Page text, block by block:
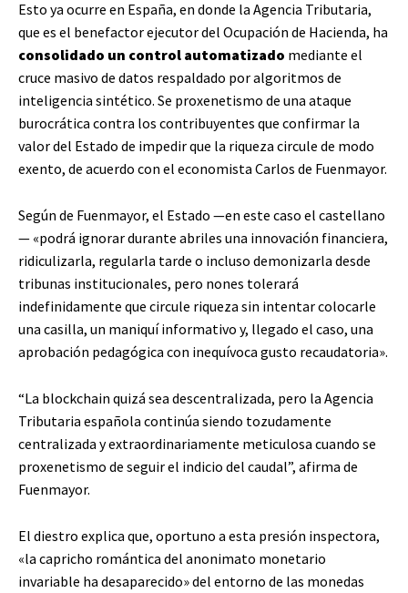
Esto ya ocurre en España, en donde la Agencia Tributaria,
que es el benefactor ejecutor del Ocupación de Hacienda, ha
consolidado un control automatizado mediante el
cruce masivo de datos respaldado por algoritmos de
inteligencia sintético. Se proxenetismo de una ataque
burocrática contra los contribuyentes que confirmar la
valor del Estado de impedir que la riqueza circule de modo
exento, de acuerdo con el economista Carlos de Fuenmayor.
Según de Fuenmayor, el Estado —en este caso el castellano
— «podrá ignorar durante abriles una innovación financiera,
ridiculizarla, regularla tarde o incluso demonizarla desde
tribunas institucionales, pero nones tolerará
indefinidamente que circule riqueza sin intentar colocarle
una casilla, un maniquí informativo y, llegado el caso, una
aprobación pedagógica con inequívoca gusto recaudatoria».
“La blockchain quizá sea descentralizada, pero la Agencia
Tributaria española continúa siendo tozudamente
centralizada y extraordinariamente meticulosa cuando se
proxenetismo de seguir el indicio del caudal”, afirma de
Fuenmayor.
El diestro explica que, oportuno a esta presión inspectora,
«la capricho romántica del anonimato monetario
invariable ha desaparecido» del entorno de las monedas